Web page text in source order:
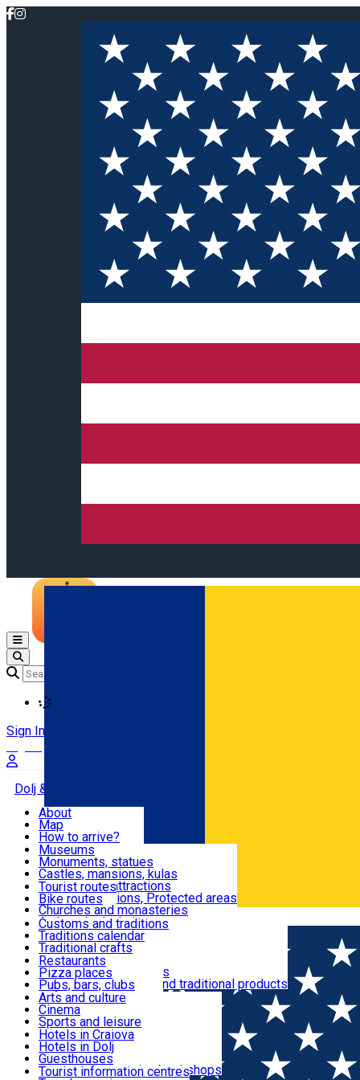
Română
Open main menu
Sign In
Dolj & Craiova
Attractions
Routes
Customs, Traditions
Food & Drinks
Leisure & Fun
Accommodation
Useful
About
Map
How to arrive?
Recommendations
Tourist attractions
News
Museums
Monuments, statues
Castles, mansions, kulas
Architectural attractions
Natural attractions, Protected areas
Churches and monasteries
Archaeological sites
Parks and gardens
Tourist routes
Bike routes
Customs and traditions
Traditions calendar
Traditional crafts
Traditional cuisine
Wineries and vineyards
Local manufacturers and traditional products
Restaurants
Pizza places
Pubs, bars, clubs
Cafes and teahouses
Sweets and ice cream
Fast-food
Arts and culture
Cinema
Sports and leisure
Horse riding
Swimming pools
Zoo
Shopping, souvenirs, bookshops
Hotels in Craiova
Hotels in Dolj
Guesthouses
Villas
Tourist information centres